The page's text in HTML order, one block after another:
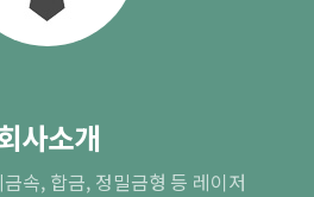
사소개
속, 합금, 정밀금형 등 레이저